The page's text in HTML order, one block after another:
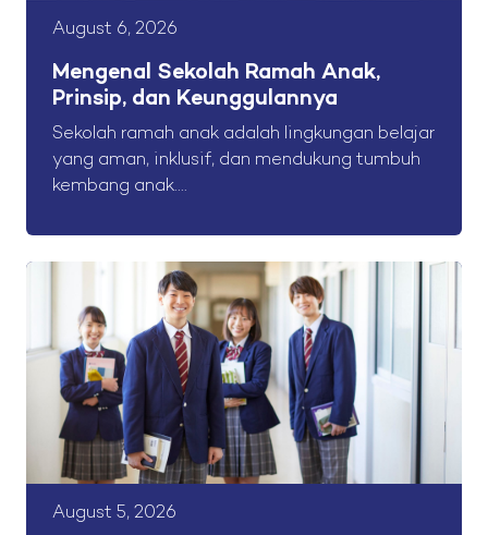
August 6, 2026
Mengenal Sekolah Ramah Anak,
Prinsip, dan Keunggulannya
Sekolah ramah anak adalah lingkungan belajar
yang aman, inklusif, dan mendukung tumbuh
kembang anak....
August 5, 2026